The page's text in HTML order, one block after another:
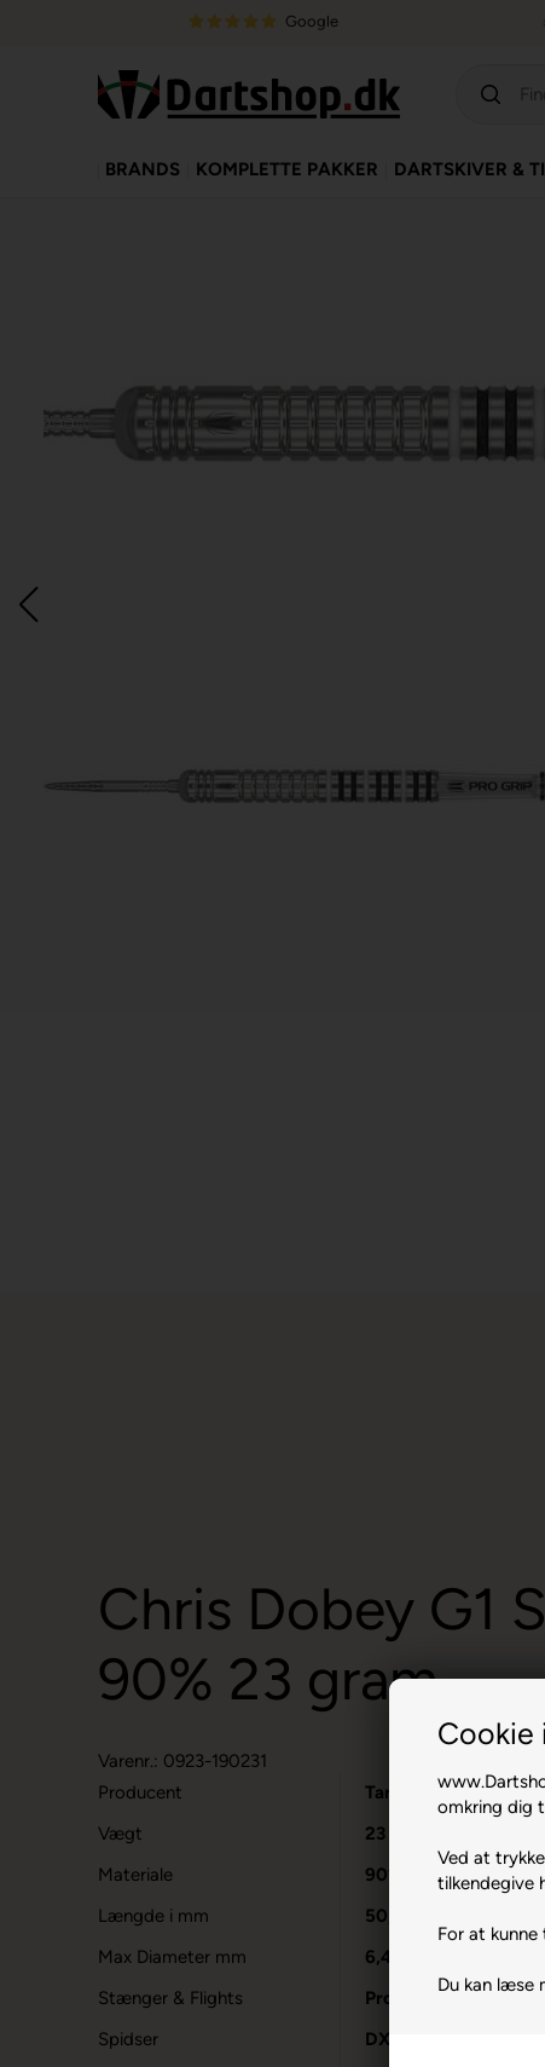
Cookie
omkring dig
Ved at
tilkendegive
For at
Du kan læse
Google
BRANDS KOMPLETTE PAKKER DARTSKIVER &
Chris Dobey G1
90% 23 gram.
Varenr.: 0923-190231
Producent
Target
Vægt
23
Materiale
90% Tungsten
Længde i mm
50,1
Max Diameter mm
6,45
Stænger & Flights
Pro Grip Kort &
Spidser
DX Sølv Spidser 26